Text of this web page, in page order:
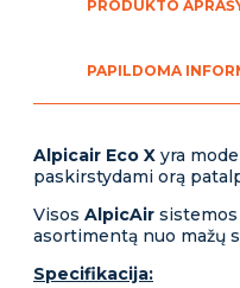
SPLIT
PRODUKTO
PAPILDOMA
Alpicair Eco X yra
paskirstydami orą
Visos AlpicAir
asortimentą nuo mažų
Specifikacija: